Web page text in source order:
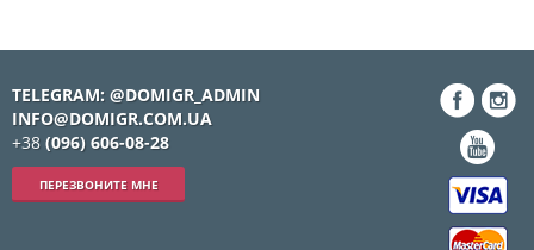
TELEGRAM: @DOMIGR_ADMIN
INFO@DOMIGR.COM.UA
+38 (096) 606-08-28
ПЕРЕЗВОНИТЕ МНЕ